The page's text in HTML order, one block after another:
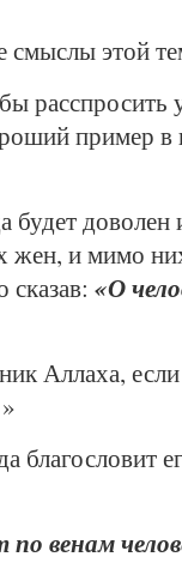
смыслы этой
пример
жен, и мимо
сказав: «О
Аллаха,
благословит
венам